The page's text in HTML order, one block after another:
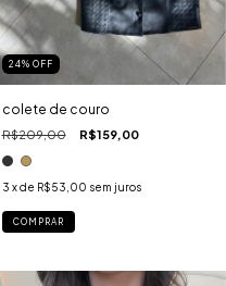
24% OFF
colete de couro
R$209,00 R$159,00
3 x de R$53,00 sem juros
COMPRAR